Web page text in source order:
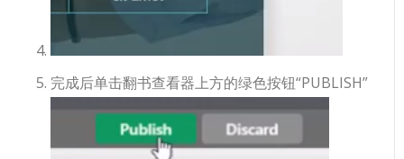
完成后单击翻书查看器上方的绿色按钮“PUBLISH”